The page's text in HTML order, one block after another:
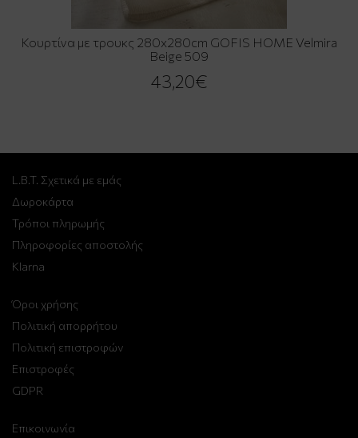
Κουρτίνα με τρουκς 280x280cm GOFIS HOME Velmira
Beige 509
43,20€
L.B.T. Σχετικά με εμάς
Δωροκάρτα
Τρόποι πληρωμής
Πληροφορίες αποστολής
Klarna
Όροι χρήσης
Πολιτική απορρήτου
Πολιτική επιστροφών
Επιστροφές
GDPR
Επικοινωνία